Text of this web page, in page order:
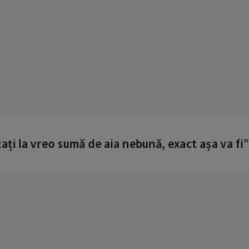
la vreo sumă de aia nebună, exact așa va fi”